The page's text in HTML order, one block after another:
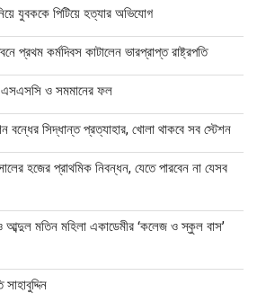
যুবককে পিটিয়ে হত্যার অভিযোগ
প্রথম কর্মদিবস কাটালেন ভারপ্রাপ্ত রাষ্ট্রপতি
ও সমমানের ফল
সিদ্ধান্ত প্রত্যাহার, খোলা থাকবে সব স্টেশন
হজের প্রাথমিক নিবন্ধন, যেতে পারবেন না যেসব
আব্দুল মতিন মহিলা একাডেমীর ‘কলেজ ও স্কুল বাস’